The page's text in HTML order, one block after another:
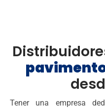
Tener una empresa